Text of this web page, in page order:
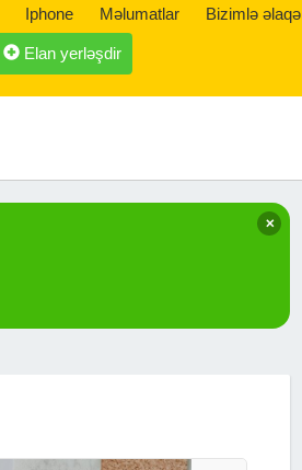
Iphone Məlumatlar Bizimlə əlaqə
Elan yerləşdir
✕